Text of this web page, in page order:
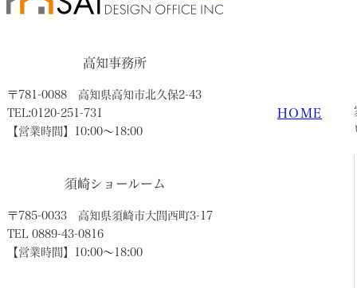
高知事務所
〒781-0088 高知県高知市北久保2-43
TEL:0120-251-731
【営業時間】10:00〜18:00
須崎ショールーム
〒785-0033 高知県須崎市大間西町3-17
TEL 0889-43-0816
【営業時間】10:00〜18:00
HOME